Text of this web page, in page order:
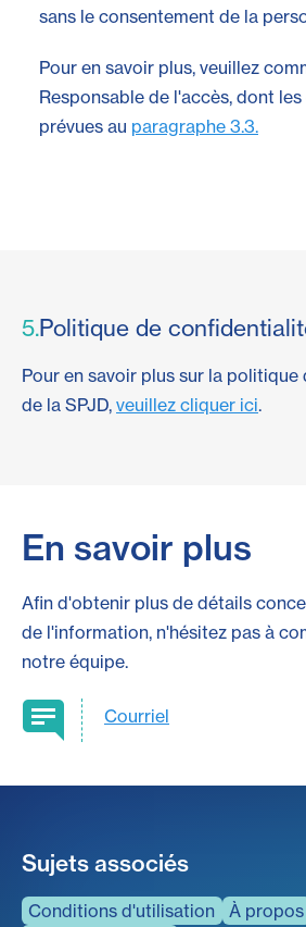
sans le consentement de la
Pour en savoir plus, veuillez
Responsable de l'accès, dont
prévues au paragraphe 3.3.
5.Politique de
Pour en savoir plus sur la
de la SPJD, veuillez cliquer ici.
En savoir plus
Afin d'obtenir plus de détails
de l'information, n'hésitez pas à
notre équipe.
Courriel
Sujets associés
Conditions d'utilisation À propos